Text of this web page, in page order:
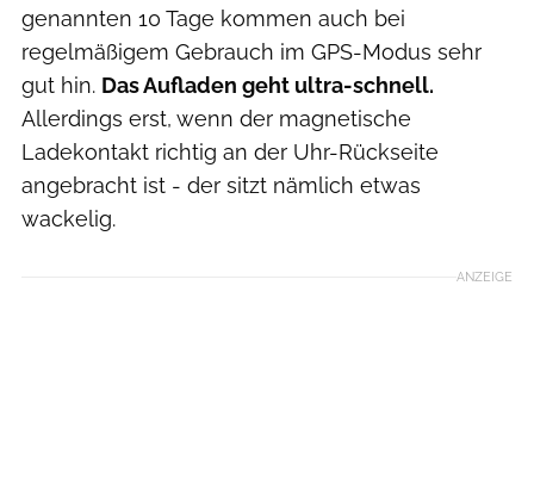
genannten 10 Tage kommen auch bei
regelmäßigem Gebrauch im GPS-Modus sehr
gut hin. Das Aufladen geht ultra-schnell.
Allerdings erst, wenn der magnetische
Ladekontakt richtig an der Uhr-Rückseite
angebracht ist - der sitzt nämlich etwas
wackelig.
ANZEIGE